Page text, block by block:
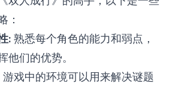
：
: 熟悉每个角色的能力和弱点，
他们的优势。
游戏中的环境可以用来解决谜题